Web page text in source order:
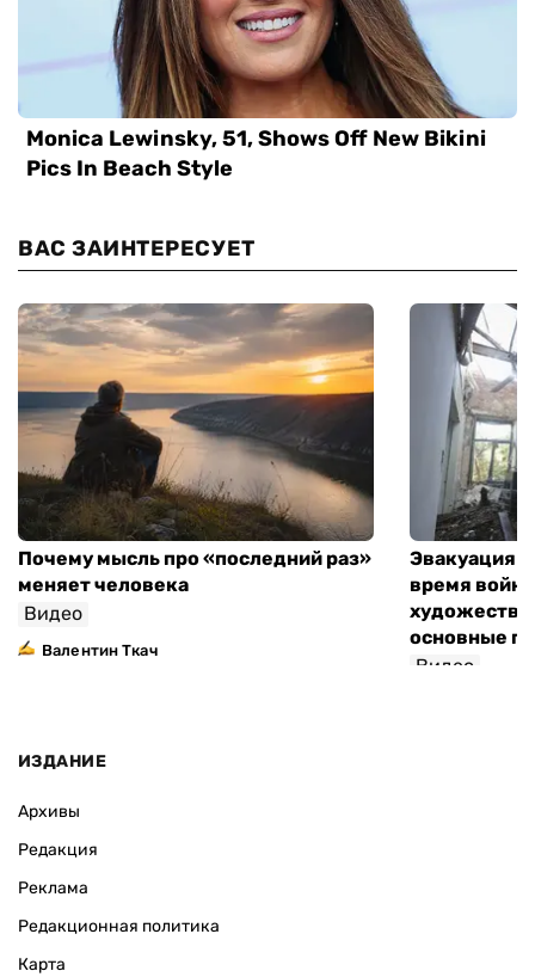
ВАС ЗАИНТЕРЕСУЕТ
Почему мысль про «последний раз»
меняет человека
Видео
Валентин Ткач
Эвакуация
время
основные
Видео
ИЗДАНИЕ
Архивы
Редакция
Реклама
Редакционная политика
Карта